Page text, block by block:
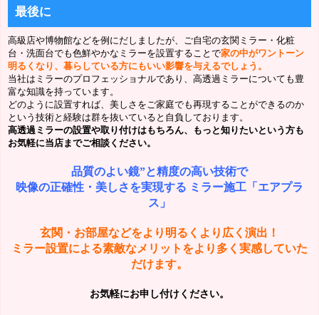
最後に
高級店や博物館などを例にだしましたが、ご自宅の玄関ミラー・化粧
台・洗面台でも色鮮やかなミラーを設置することで家の中がワントーン
明るくなり、暮らしている方にもいい影響を与えるでしょう。
当社はミラーのプロフェッショナルであり、高透過ミラーについても豊
富な知識を持っています。
どのように設置すれば、美しさをご家庭でも再現することができるのか
という技術と経験は群を抜いていると自負しております。
高透過ミラーの設置や取り付けはもちろん、もっと知りたいという方も
お気軽に当店までご相談ください。
品質のよい鏡”と精度の高い技術で
映像の正確性・美しさを実現する ミラー施工「エアプラ
ス」
玄関・お部屋などをより明るくより広く演出！
ミラー設置による素敵なメリットをより多く実感していた
だけます。
お気軽にお申し付けください。